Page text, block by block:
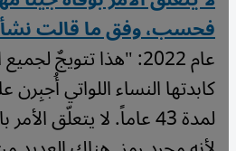
فحسب، وفق ما قالت
عام 2022: "هذا تتويجٌ
كابدتها النساء اللواتي
لمدة 43 عاماً. لا يتعلّق